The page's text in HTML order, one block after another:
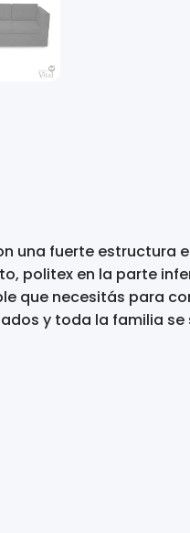
una fuerte estructura
politex en la parte
que necesitás para
y toda la familia